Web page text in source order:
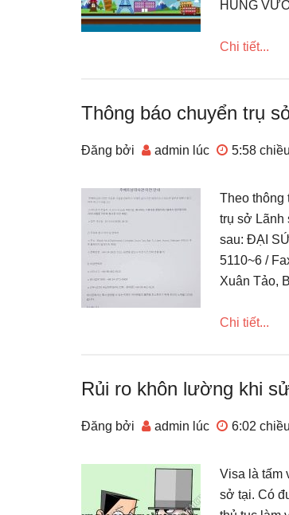
HÙNG
Chi tiết...
Thông báo chuyển trụ
Đăng bởi admin lúc 5:58 chiều
Theo thông
trụ sở Lãnh
sau: ĐẠI
5110~6 /
Xuân Tảo,
Chi tiết...
Rủi ro khôn lường khi
Đăng bởi admin lúc 6:02 chiều
Visa là tấm
sở tại. Có